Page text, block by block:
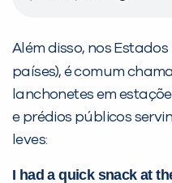
Além disso, nos
países), é comum
lanchonetes em
e prédios públicos
leves:
I had a quick snack at